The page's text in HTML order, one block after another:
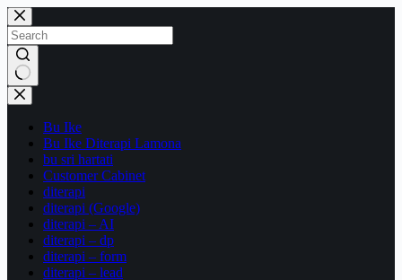
Bu Ike
Bu Ike Diterapi Lamona
bu sri hartati
Customer Cabinet
diterapi
diterapi (Google)
diterapi – AI
diterapi – dp
diterapi – form
diterapi – lead